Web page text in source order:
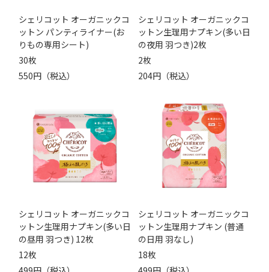
シェリコット オーガニックコ
ットン パンティライナー(お
りもの専用シート)
30枚
550円（税込）
シェリコット オーガニックコ
ットン生理用ナプキン(多い日
の夜用 羽つき)2枚
2枚
204円（税込）
シェリコット オーガニックコ
ットン生理用ナプキン(多い日
の昼用 羽つき) 12枚
12枚
シェリコット オーガニックコ
ットン生理用ナプキン (普通
の日用 羽なし)
18枚